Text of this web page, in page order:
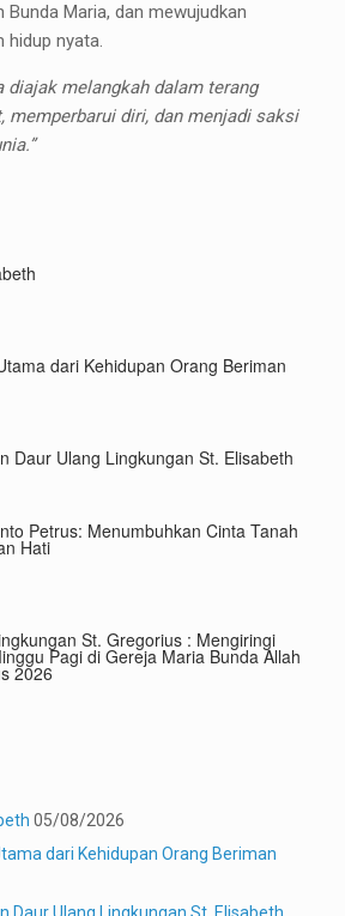
Bunda Maria, dan mewujudkan
hidup nyata.
diajak melangkah dalam terang
memperbarui diri, dan menjadi saksi
dari Kehidupan Orang Beriman
Daur Ulang Lingkungan St. Elisabeth
Petrus: Menumbuhkan Cinta Tanah
Hati
St. Gregorius : Mengiringi
Pagi di Gereja Maria Bunda Allah
2026
05/08/2026
dari Kehidupan Orang Beriman